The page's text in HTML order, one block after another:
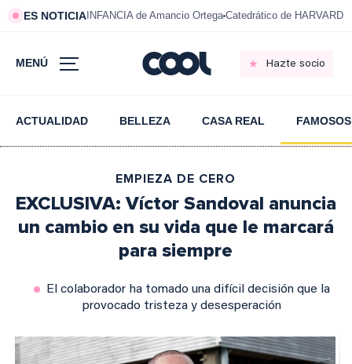
ES NOTICIA INFANCIA de Amancio Ortega Catedrático de HARVARD
MENÚ Hazte socio
ACTUALIDAD BELLEZA CASA REAL FAMOSOS
EMPIEZA DE CERO
EXCLUSIVA: Víctor Sandoval anuncia
un cambio en su vida que le marcará
para siempre
El colaborador ha tomado una difícil decisión que la
provocado tristeza y desesperación